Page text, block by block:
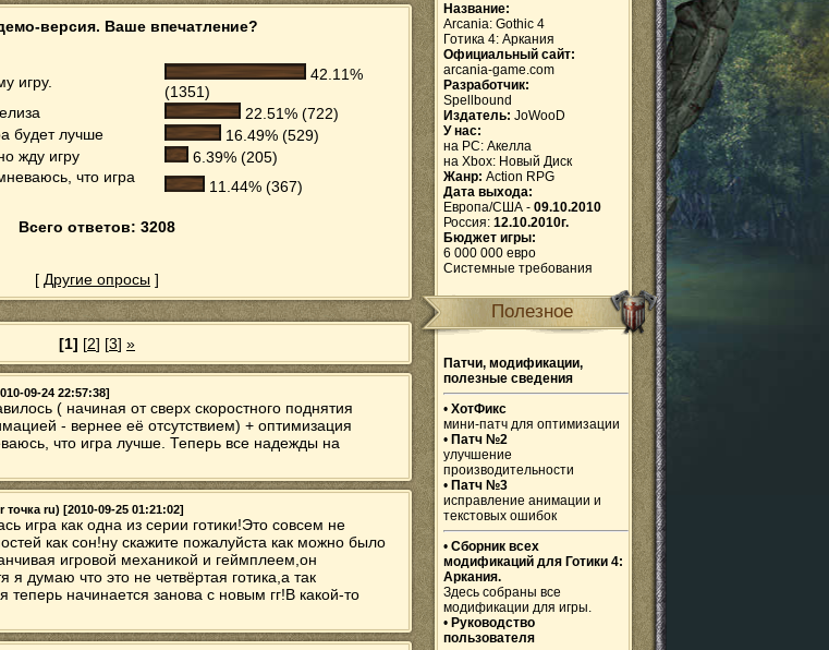
версия. Ваше впечатление?
игру.
42.11%
(1351)
22.51% (722)
будет лучше
16.49% (529)
жду игру
6.39% (205)
что игра
11.44% (367)
Всего ответов: 3208
[ Другие опросы ]
[1] [2] [3] »
09-24 22:57:38]
( начиная от сверх скоростного поднятия
- вернее её отсутствием) + оптимизация
что игра лучше. Теперь все надежды на
точка ru) [2010-09-25 01:21:02]
игра как одна из серии готики!Это совсем не
как сон!ну скажите пожалуйста как можно было
игровой механикой и геймплеем,он
я думаю что это не четвёртая готика,а так
теперь начинается занова с новым гг!В какой-то
Название:
Arcania: Gothic 4
Готика 4: Аркания
Официальный сайт:
arcania-game.com
Разработчик:
Spellbound
Издатель: JoWooD
У нас:
на PC: Акелла
на Xbox: Новый Диск
Жанр: Action RPG
Дата выхода:
Европа/США - 09.10.2010
Россия: 12.10.2010г.
Бюджет игры:
6 000 000 евро
Системные требования
Полезное
Патчи, модификации,
полезные сведения
• ХотФикс
мини-патч для оптимизации
• Патч №2
улучшение
производительности
• Патч №3
исправление анимации и
текстовых ошибок
• Сборник всех
модификаций для Готики 4:
Аркания.
Здесь собраны все
модификации для игры.
• Руководство
пользователя